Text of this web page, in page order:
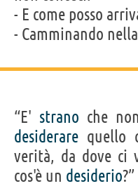
- E come posso
- Camminando
“E' strano che
desiderare quello
verità, da dove ci
cos'è un desiderio?”